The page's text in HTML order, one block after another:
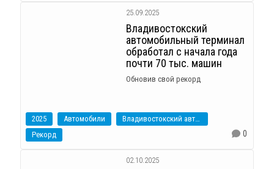
25.09.2025
Владивостокский
автомобильный терминал
обработал с начала года
почти 70 тыс. машин
Обновив свой рекорд
2025 Автомобили
Владивостокский автомобильный терминал
Рекорд
0
02.10.2025